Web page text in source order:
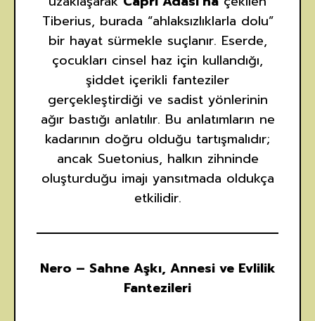
Tiberius, burada “ahlaksızlıklarla dolu”
bir hayat sürmekle suçlanır. Eserde,
çocukları cinsel haz için kullandığı,
şiddet içerikli fanteziler
gerçekleştirdiği ve sadist yönlerinin
ağır bastığı anlatılır. Bu anlatımların ne
kadarının doğru olduğu tartışmalıdır;
ancak Suetonius, halkın zihninde
oluşturduğu imajı yansıtmada oldukça
etkilidir.
Nero – Sahne Aşkı, Annesi ve Evlilik
Fantezileri